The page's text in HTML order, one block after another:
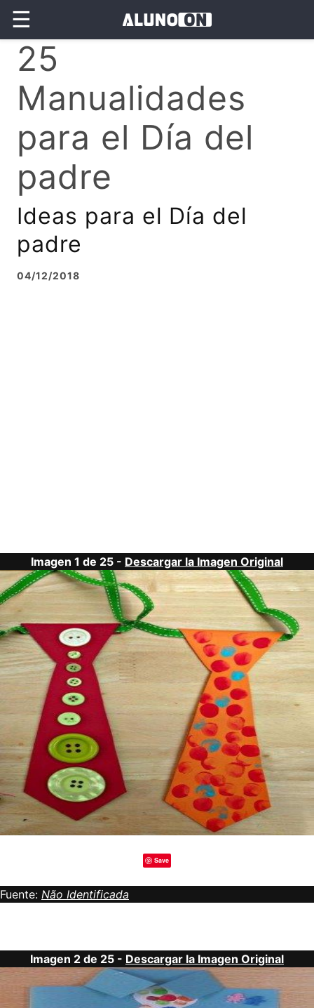
☰
25
Manualidades
para el Día del
padre
Ideas para el Día del
padre
04/12/2018
Imagen 1 de 25 - Descargar la Imagen Original
Save
Fuente: Não Identificada
Imagen 2 de 25 - Descargar la Imagen Original